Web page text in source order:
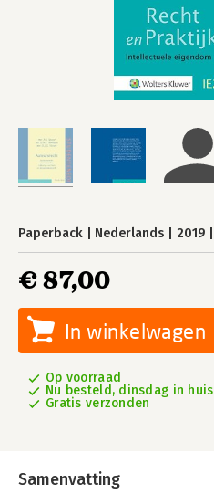
Paperback Nederlands 2019
€ 87,00
In winkelwagen
Op voorraad
Nu besteld, dinsdag in huis
Gratis verzonden
Samenvatting